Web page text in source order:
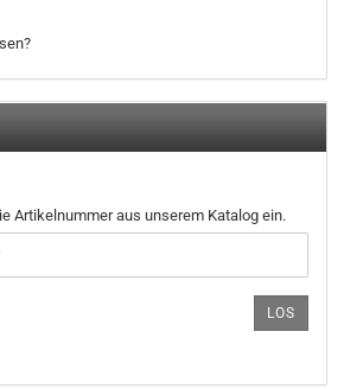
Artikelnummer aus unserem Katalog ein.
LOS